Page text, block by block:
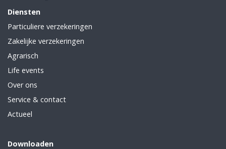
Diensten
Particuliere verzekeringen
Zakelijke verzekeringen
Agrarisch
Life events
Over ons
Service & contact
Actueel
Downloaden